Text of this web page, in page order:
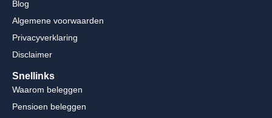
Blog
Algemene voorwaarden
Privacyverklaring
Disclaimer
Snellinks
Waarom beleggen
Pensioen beleggen